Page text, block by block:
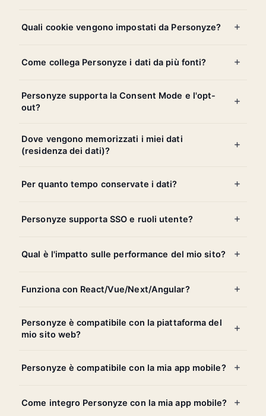
Quali cookie vengono impostati da Personyze?
Come collega Personyze i dati da più fonti?
Personyze supporta la Consent Mode e l'opt-
out?
Dove vengono memorizzati i miei dati
(residenza dei dati)?
Per quanto tempo conservate i dati?
Personyze supporta SSO e ruoli utente?
Qual è l'impatto sulle performance del mio sito?
Funziona con React/Vue/Next/Angular?
Personyze è compatibile con la piattaforma del
mio sito web?
Personyze è compatibile con la mia app mobile?
Come integro Personyze con la mia app mobile?